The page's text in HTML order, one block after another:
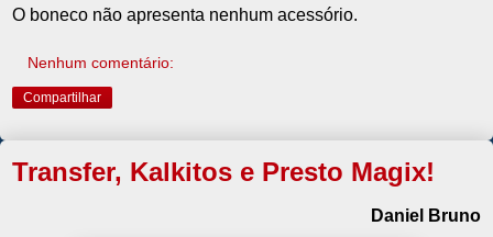
O boneco não apresenta nenhum acessório.
Nenhum comentário:
Compartilhar
Transfer, Kalkitos e Presto Magix!
Daniel Bruno